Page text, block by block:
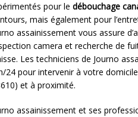
pour le débouchage
mais également pour
assainissement vous assure
camera et recherche de
Les techniciens de Journo
24 pour intervenir à votre
et à proximité.
assainissement et ses